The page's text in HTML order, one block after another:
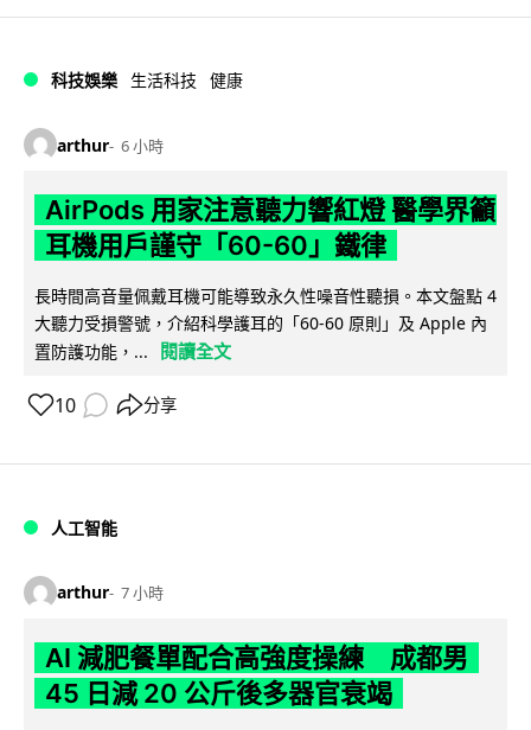
科技娛樂 生活科技 健康
arthur 6 小時
AirPods 用家注意聽力響紅燈 醫學界籲
耳機用戶謹守「60-60」鐵律
長時間高音量佩戴耳機可能導致永久性噪音性聽損。本文盤點 4
大聽力受損警號，介紹科學護耳的「60-60 原則」及 Apple 內
置防護功能，...
閱讀全文
10 分享
人工智能
arthur 7 小時
AI 減肥餐單配合高強度操練 成都男
45 日減 20 公斤後多器官衰竭